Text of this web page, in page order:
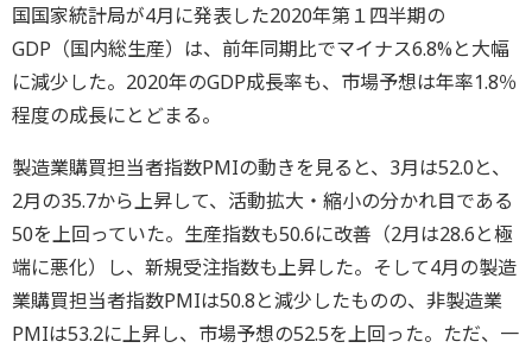
国国家統計局が4月に発表した2020年第１四半期の
GDP（国内総生産）は、前年同期比でマイナス6.8%と大幅
に減少した。2020年のGDP成長率も、市場予想は年率1.8％
程度の成長にとどまる。
製造業購買担当者指数PMIの動きを見ると、3月は52.0と、
2月の35.7から上昇して、活動拡大・縮小の分かれ目である
50を上回っていた。生産指数も50.6に改善（2月は28.6と極
端に悪化）し、新規受注指数も上昇した。そして4月の製造
業購買担当者指数PMIは50.8と減少したものの、非製造業
PMIは53.2に上昇し、市場予想の52.5を上回った。ただ、一